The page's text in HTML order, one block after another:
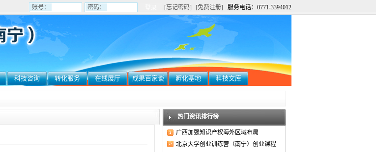
账号： 密码： [忘记密码] [免费注册] 服务电话：0771-3394012
科技咨询 转化服务 在线展厅 成果百家谈 孵化基地 科技文库
热门资讯排行榜
广西加强知识产权海外区域布局
北京大学创业训练营（南宁）创业课程